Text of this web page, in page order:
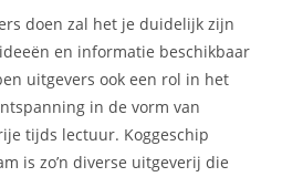
doen zal het je duidelijk zijn
en informatie beschikbaar
uitgevers ook een rol in het
in de vorm van
tijds lectuur. Koggeschip
is zo’n diverse uitgeverij die